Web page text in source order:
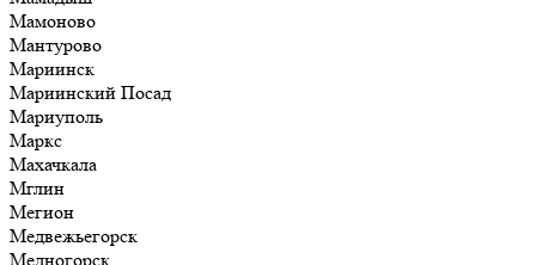
Мамоново
Мантурово
Мариинск
Мариинский Посад
Мариуполь
Маркс
Махачкала
Мглин
Мегион
Медвежьегорск
Медногорск